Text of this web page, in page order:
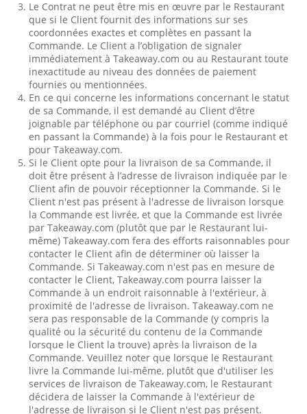
Le Contrat ne peut être mis en œuvre par le Restaurant
que si le Client fournit des informations sur ses
coordonnées exactes et complètes en passant la
Commande. Le Client a l’obligation de signaler
immédiatement à Takeaway.com ou au Restaurant toute
inexactitude au niveau des données de paiement
fournies ou mentionnées.
En ce qui concerne les informations concernant le statut
de sa Commande, il est demandé au Client d’être
joignable par téléphone ou par courriel (comme indiqué
en passant la Commande) à la fois pour le Restaurant et
pour Takeaway.com.
Si le Client opte pour la livraison de sa Commande, il
doit être présent à l’adresse de livraison indiquée par le
Client afin de pouvoir réceptionner la Commande. Si le
Client n'est pas présent à l'adresse de livraison lorsque
la Commande est livrée, et que la Commande est livrée
par Takeaway.com (plutôt que par le Restaurant lui-
même) Takeaway.com fera des efforts raisonnables pour
contacter le Client afin de déterminer où laisser la
Commande. Si Takeaway.com n'est pas en mesure de
contacter le Client, Takeaway.com pourra laisser la
Commande à un endroit raisonnable à l'extérieur, à
proximité de l'adresse de livraison. Takeaway.com ne
sera pas responsable de la Commande (y compris la
qualité ou la sécurité du contenu de la Commande
lorsque le Client la trouve) après la livraison de la
Commande. Veuillez noter que lorsque le Restaurant
livre la Commande lui-même, plutôt que d'utiliser les
services de livraison de Takeaway.com, le Restaurant
décidera de laisser la Commande à l'extérieur de
l'adresse de livraison si le Client n'est pas présent.